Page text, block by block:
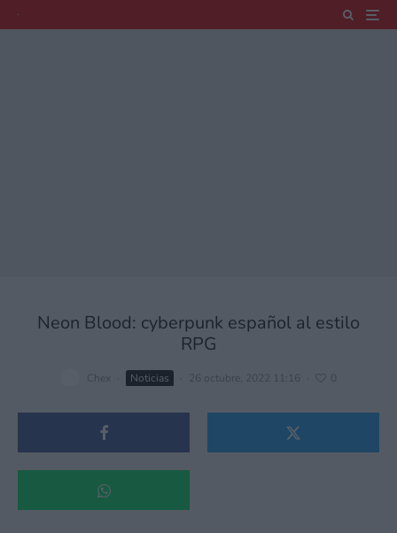
Neon Blood: cyberpunk español al estilo
RPG
Chex Noticias 26 octubre, 2022 11:16 0